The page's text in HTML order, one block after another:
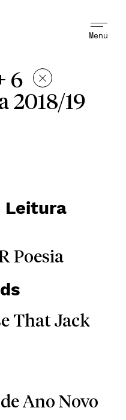
Menu
6
2018/19
Leitura
Poesia
That Jack
Ano Novo